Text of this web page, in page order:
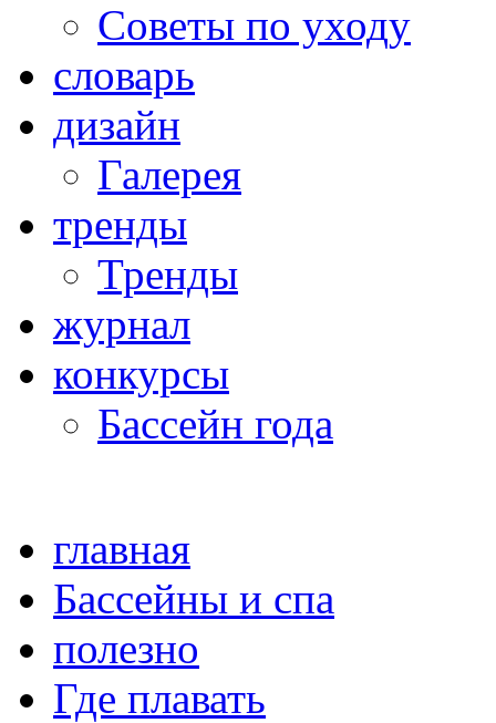
Советы по уходу
словарь
дизайн
Галерея
тренды
Тренды
журнал
конкурсы
Бассейн года
главная
Бассейны и спа
полезно
Где плавать